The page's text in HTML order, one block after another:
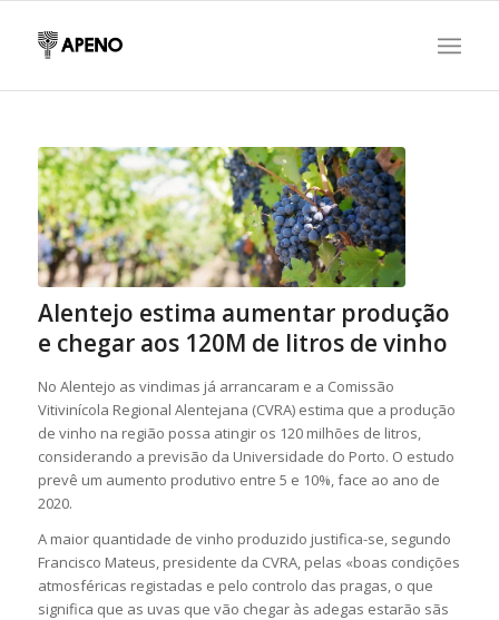
Alentejo estima aumentar produção
e chegar aos 120M de litros de vinho
No Alentejo as vindimas já arrancaram e a Comissão
Vitivinícola Regional Alentejana (CVRA) estima que a produção
de vinho na região possa atingir os 120 milhões de litros,
considerando a previsão da Universidade do Porto. O estudo
prevê um aumento produtivo entre 5 e 10%, face ao ano de
2020.
A maior quantidade de vinho produzido justifica-se, segundo
Francisco Mateus, presidente da CVRA, pelas «boas condições
atmosféricas registadas e pelo controlo das pragas, o que
significa que as uvas que vão chegar às adegas estarão sãs